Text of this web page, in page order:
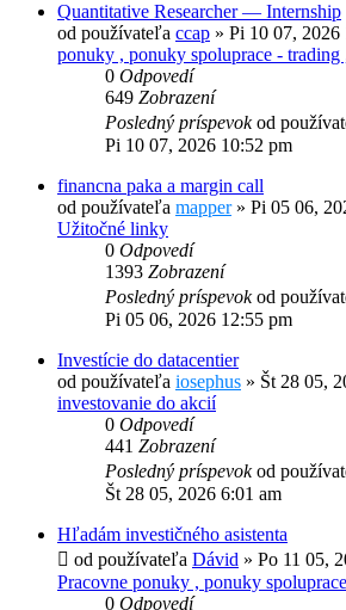
Quantitative Researcher — Internship
od používateľa ccap » Pi 10 07, 2026
ponuky , ponuky spoluprace - trading
0 Odpovedí
649 Zobrazení
Posledný príspevokod
Pi 10 07, 2026 10:52 pm
financna paka a margin call
od používateľa mapper» Pi 05 06,
Užitočné linky
0 Odpovedí
1393 Zobrazení
Posledný príspevokod
Pi 05 06, 2026 12:55 pm
Investície do datacentier
od používateľa iosephus » Št 28 05,
investovanie do akcií
0 Odpovedí
441 Zobrazení
Posledný príspevokod
Št 28 05, 2026 6:01 am
Hľadám investičného asistenta
od používateľa Dávid » Po 11 05,
Pracovne ponuky , ponuky
0 Odpovedí